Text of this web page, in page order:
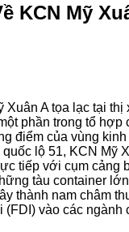
KCN Mỹ
Xuân A tọa lạc tại thị
phần trong tổ hợp
điểm của vùng
lộ 51, KCN Mỹ
tiếp với cụm cảng
tàu container
thành nam châm
vào các ngành